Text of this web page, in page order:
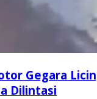
Gegara
Dilintasi